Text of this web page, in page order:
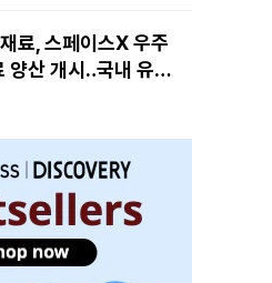
료, 스페이스X 우주
양산 개시‥국내 유일